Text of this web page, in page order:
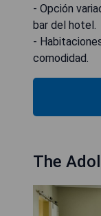
- Opción
bar del hotel.
-
comodidad.
The